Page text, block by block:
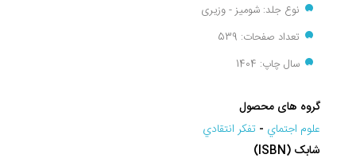
نوع جلد: شومیز - وزیری
تعداد صفحات: 539
سال چاپ: 1404
گروه های محصول
علوم اجتماي - تفکر انتقادي
شابک (ISBN)